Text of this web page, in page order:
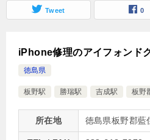
Tweet 0
iPhone修理のアイフォンド
徳島県
板野駅 勝瑞駅 吉成駅 板野
所在地 徳島県板野郡藍